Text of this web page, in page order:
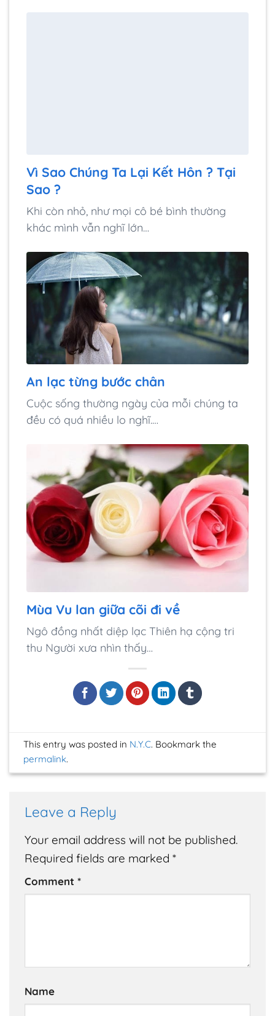
Vì Sao Chúng Ta Lại Kết Hôn ? Tại
Sao ?
Khi còn nhỏ, như mọi cô bé bình thường
khác mình vẫn nghĩ lớn…
An lạc từng bước chân
Cuộc sống thường ngày của mỗi chúng ta
đều có quá nhiều lo nghĩ.…
Mùa Vu lan giữa cõi đi về
Ngô đồng nhất diệp lạc Thiên hạ cộng tri
thu Người xưa nhìn thấy…
This entry was posted in N.Y.C. Bookmark the
permalink.
Leave a Reply
Your email address will not be published.
Required fields are marked *
Comment *
Name